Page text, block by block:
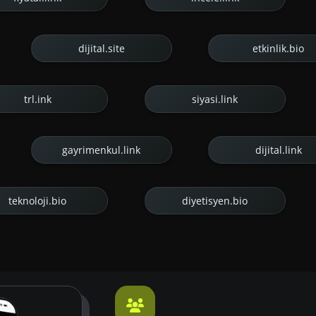
dijital.site etkinlik.bio
siyasi.link
gayrimenkul.link dijital.link
diyetisyen.bio
teknoloji.bio